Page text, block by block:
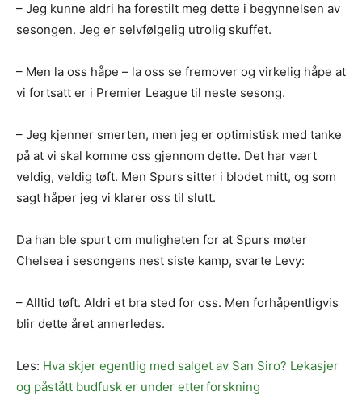
– Jeg kunne aldri ha forestilt meg dette i begynnelsen av
sesongen. Jeg er selvfølgelig utrolig skuffet.
– Men la oss håpe – la oss se fremover og virkelig håpe at
vi fortsatt er i Premier League til neste sesong.
– Jeg kjenner smerten, men jeg er optimistisk med tanke
på at vi skal komme oss gjennom dette. Det har vært
veldig, veldig tøft. Men Spurs sitter i blodet mitt, og som
sagt håper jeg vi klarer oss til slutt.
Da han ble spurt om muligheten for at Spurs møter
Chelsea i sesongens nest siste kamp, svarte Levy:
– Alltid tøft. Aldri et bra sted for oss. Men forhåpentligvis
blir dette året annerledes.
Les: Hva skjer egentlig med salget av San Siro? Lekasjer
og påstått budfusk er under etterforskning